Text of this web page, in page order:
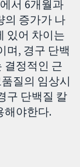
서 6개월과
의 증가가 나
있어 차이는
며, 경구 단백
결정적인 근
질의 임상시
구 단백질 칼
해야한다.